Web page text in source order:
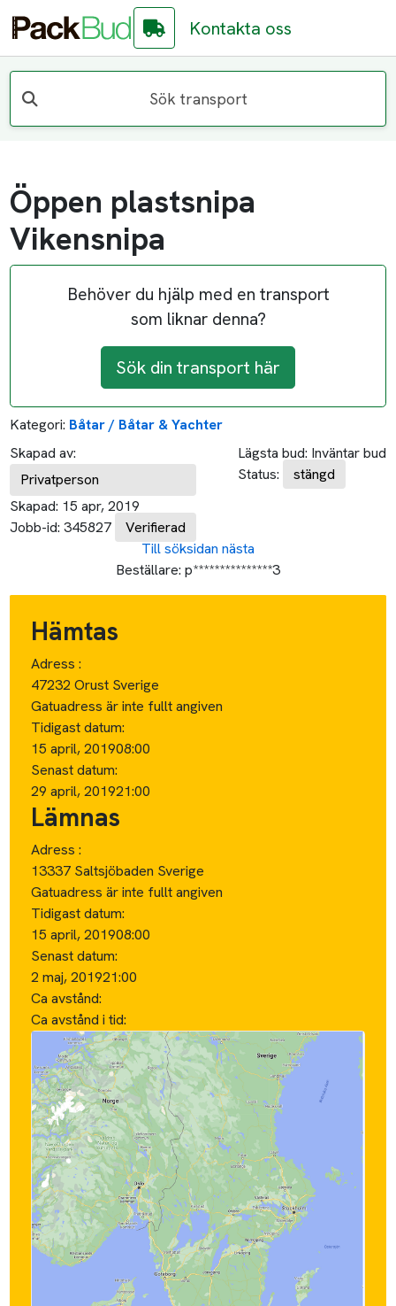
Kontakta oss
Sök transport
Öppen plastsnipa
Vikensnipa
Behöver du hjälp med en transport
som liknar denna?
Sök din transport här
Kategori: Båtar / Båtar & Yachter
Skapad av:
Privatperson
Skapad: 15 apr, 2019
Jobb-id: 345827 Verifierad
Lägsta bud: Inväntar bud
Status:
stängd
Till söksidan nästa
Beställare: p***************3
Hämtas
Adress :
47232 Orust Sverige
Gatuadress är inte fullt angiven
Tidigast datum:
15 april, 201908:00
Senast datum:
29 april, 201921:00
Lämnas
Adress :
13337 Saltsjöbaden Sverige
Gatuadress är inte fullt angiven
Tidigast datum:
15 april, 201908:00
Senast datum:
2 maj, 201921:00
Ca avstånd:
Ca avstånd i tid: